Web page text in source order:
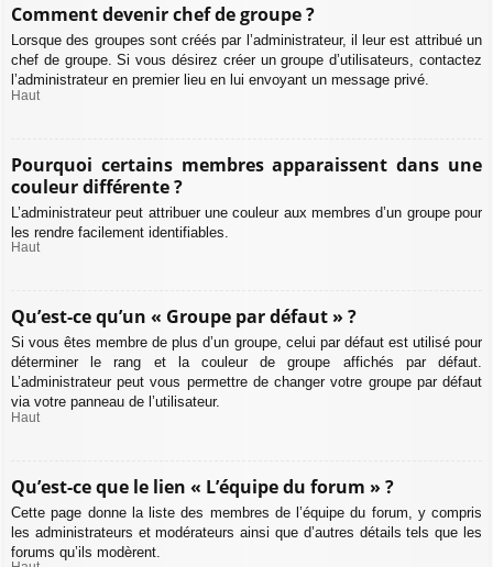
Comment devenir chef de groupe ?
Lorsque des groupes sont créés par l’administrateur, il leur est attribué un
chef de groupe. Si vous désirez créer un groupe d’utilisateurs, contactez
l’administrateur en premier lieu en lui envoyant un message privé.
Haut
Pourquoi certains membres apparaissent dans une
couleur différente ?
L’administrateur peut attribuer une couleur aux membres d’un groupe pour
les rendre facilement identifiables.
Haut
Qu’est-ce qu’un « Groupe par défaut » ?
Si vous êtes membre de plus d’un groupe, celui par défaut est utilisé pour
déterminer le rang et la couleur de groupe affichés par défaut.
L’administrateur peut vous permettre de changer votre groupe par défaut
via votre panneau de l’utilisateur.
Haut
Qu’est-ce que le lien « L’équipe du forum » ?
Cette page donne la liste des membres de l’équipe du forum, y compris
les administrateurs et modérateurs ainsi que d’autres détails tels que les
forums qu’ils modèrent.